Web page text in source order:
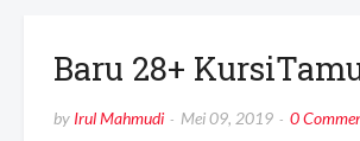
Baru 28+
by Irul Mahmudi Mei 09, 2019 0